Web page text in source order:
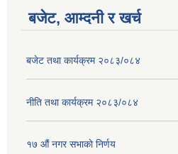
बजेट, आम्दनी र खर्च
बजेट तथा कार्यक्रम २०८३/०८४
नीति तथा कार्यक्रम २०८३/०८४
१७ ‌‍औं नगर सभाकाे निर्णय